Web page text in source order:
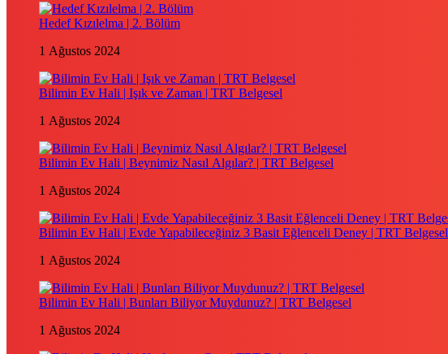
Hedef Kızılelma | 2. Bölüm
1 Ağustos 2024
Bilimin Ev Hali | Işık ve Zaman | TRT Belgesel
1 Ağustos 2024
Bilimin Ev Hali | Beynimiz Nasıl Algılar? | TRT Belgesel
1 Ağustos 2024
Bilimin Ev Hali | Evde Yapabileceğiniz 3 Basit Eğlenceli Deney | TRT Belgesel
1 Ağustos 2024
Bilimin Ev Hali | Bunları Biliyor Muydunuz? | TRT Belgesel
1 Ağustos 2024